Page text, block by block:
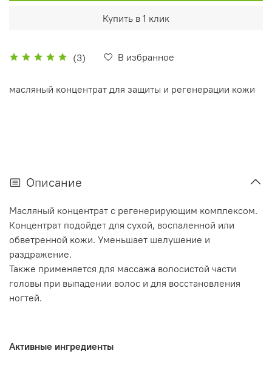
(3) В избранное
Купить в 1 клик
масляный концентрат для защиты и регенерации кожи
Описание
Масляный концентрат с регенерирующим комплексом.
Концентрат подойдет для сухой, воспаленной или
обветренной кожи. Уменьшает шелушение и
раздражение.
Также применяется для массажа волосистой части
головы при выпадении волос и для восстановления
ногтей.
Активные ингредиенты